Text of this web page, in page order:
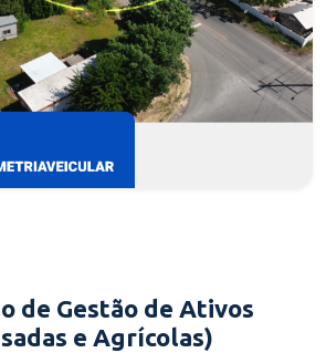
de Gestão de Ativos
e Agrícolas)